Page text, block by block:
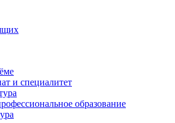
и специалитет
образование